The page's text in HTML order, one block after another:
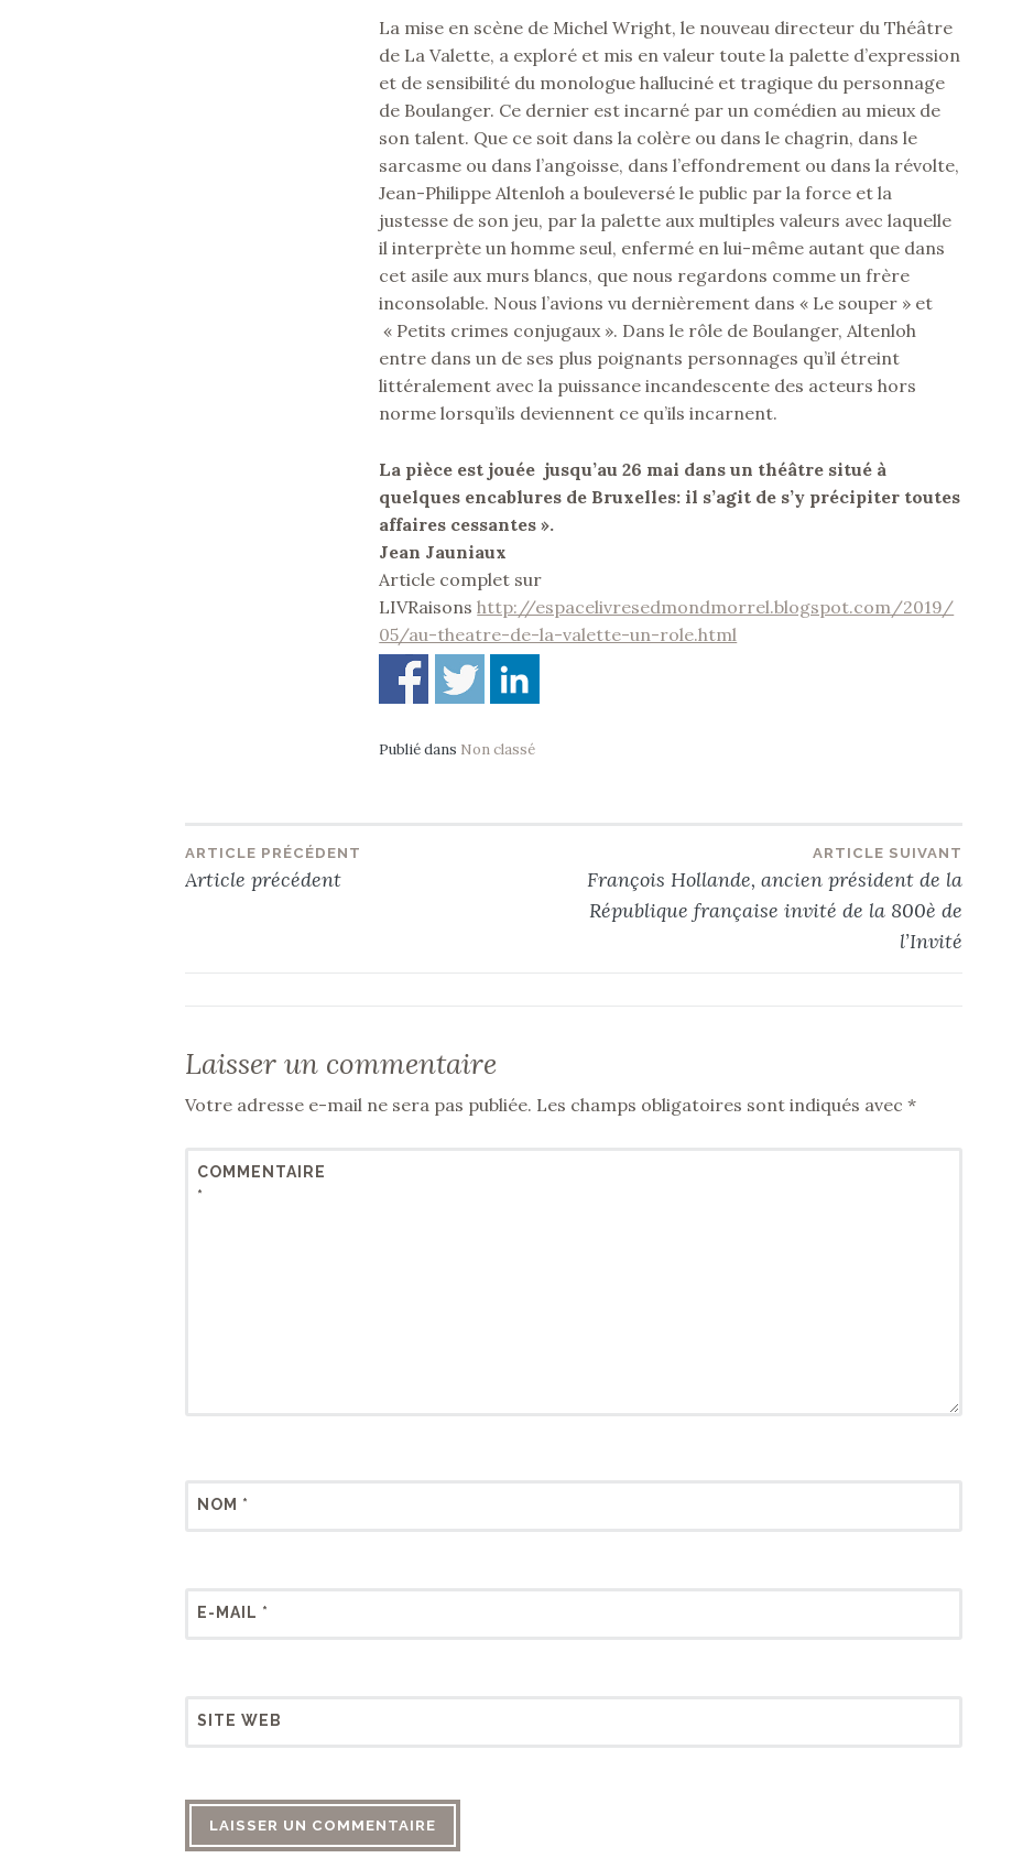
La mise en scène de Michel Wright, le nouveau directeur du Théâtre
de La Valette, a exploré et mis en valeur toute la palette d’expression
et de sensibilité du monologue halluciné et tragique du personnage
de Boulanger. Ce dernier est incarné par un comédien au mieux de
son talent. Que ce soit dans la colère ou dans le chagrin, dans le
sarcasme ou dans l’angoisse, dans l’effondrement ou dans la révolte,
Jean-Philippe Altenloh a bouleversé le public par la force et la
justesse de son jeu, par la palette aux multiples valeurs avec laquelle
il interprète un homme seul, enfermé en lui-même autant que dans
cet asile aux murs blancs, que nous regardons comme un frère
inconsolable. Nous l’avions vu dernièrement dans « Le souper » et
« Petits crimes conjugaux ». Dans le rôle de Boulanger, Altenloh
entre dans un de ses plus poignants personnages qu’il étreint
littéralement avec la puissance incandescente des acteurs hors
norme lorsqu’ils deviennent ce qu’ils incarnent.
La pièce est jouée jusqu’au 26 mai dans un théâtre situé à
quelques encablures de Bruxelles: il s’agit de s’y précipiter toutes
affaires cessantes ».
Jean Jauniaux
Article complet sur
LIVRaisonshttp://espacelivresedmondmorrel.blogspot.com/2019/
05/au-theatre-de-la-valette-un-role.html
Publié dans Non classé
Navigation
ARTICLE PRÉCÉDENT
Article précédent
ARTICLE SUIVANT
François Hollande, ancien président de la
République française invité de la 800è de
l’Invité
Laisser un commentaire
Votre adresse e-mail ne sera pas publiée. Les champs obligatoires sont indiqués avec *
COMMENTAIRE
*
NOM *
E-MAIL *
SITE WEB